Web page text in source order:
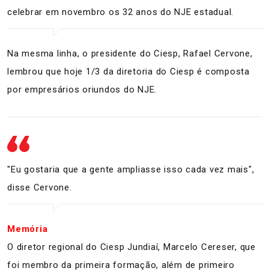
celebrar em novembro os 32 anos do NJE estadual.
Na mesma linha, o presidente do Ciesp, Rafael Cervone,
lembrou que hoje 1/3 da diretoria do Ciesp é composta
por empresários oriundos do NJE.
"Eu gostaria que a gente ampliasse isso cada vez mais",
disse Cervone.
Memória
O diretor regional do Ciesp Jundiaí, Marcelo Cereser, que
foi membro da primeira formação, além de primeiro